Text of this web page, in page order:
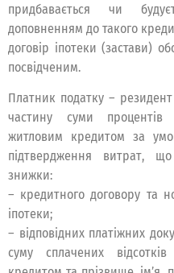
придбавається чи
доповненням до такого
договір іпотеки (застави)
посвідченим.
Платник податку –
частину суми процентів
житловим кредитом за
підтвердження витрат,
знижки:
– кредитного договору та
іпотеки;
– відповідних платіжних
суму сплачених